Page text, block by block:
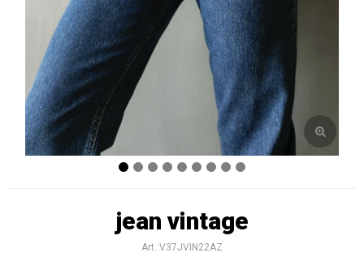
jean vintage
V37JVIN22AZ